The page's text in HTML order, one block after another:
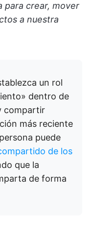
para crear, mover
a nuestra
un rol
dentro de
compartir
más reciente
puede
de los
que la
de forma